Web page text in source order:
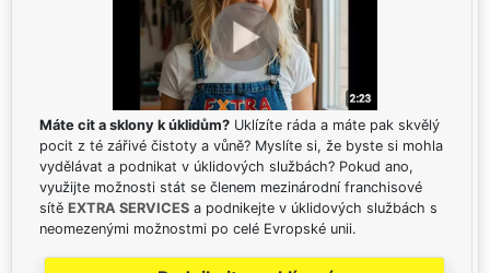
Máte cit a sklony k úklidům? Uklízíte ráda a máte pak skvělý
pocit z té zářivé čistoty a vůně? Myslíte si, že byste si mohla
vydělávat a podnikat v úklidových službách? Pokud ano,
využijte možnosti stát se členem mezinárodní franchisové
sítě EXTRA SERVICES a podnikejte v úklidových službách s
neomezenými možnostmi po celé Evropské unii.